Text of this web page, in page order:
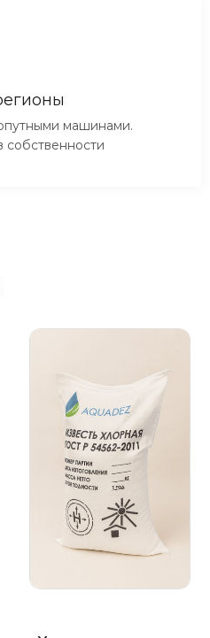
машинами.
собственности